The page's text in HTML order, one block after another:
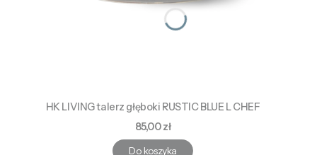
HK LIVING talerz głęboki RUSTIC BLUE L CHEF
Cena
85,00 zł
Do koszyka